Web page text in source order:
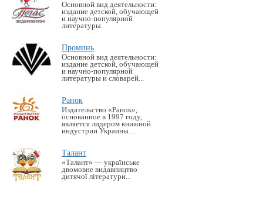
Основной вид деятельности:
издание детской, обучающей
и научно-популярной
литературы.
Проминь
Основной вид деятельности:
издание детской, обучающей
и научно-популярной
литературы и словарей...
Ранок
Издательство «Ранок»,
основанное в 1997 году,
является лидером книжной
индустрии Украины....
Талант
«Талант» — українське
двомовне видавництво
дитячої літератури...